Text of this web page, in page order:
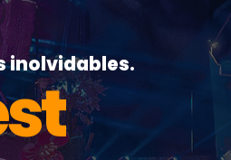
inolvidables.